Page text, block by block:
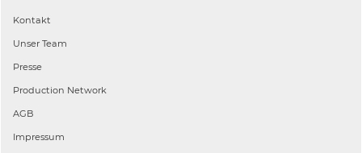
Kontakt
Unser Team
Presse
Production Network
AGB
Impressum